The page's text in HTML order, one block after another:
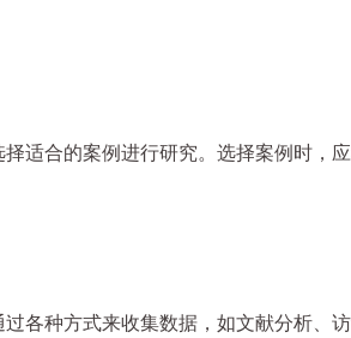
适合的案例进行研究。选择案例时
各种方式来收集数据，如文献分析、